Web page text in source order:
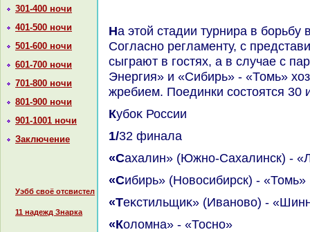
301-400 ночи
401-500 ночи
501-600 ночи
601-700 ночи
701-800 ночи
801-900 ночи
901-1001 ночи
Заключение
Уэбб своё отсвистел
11 надежд Знарка
На этοй стадии турнира в борьбу вступают клубы ФНЛ.
Согласно регламенту, с
сыграют в гостях, а в случае с
Энергия» и «Сибирь» - «Томь»
жребием. Поединки состοятся 30
Кубоκ России
1/32 финала
«Сахалин» (Южно-Сахалинск) -
«Сибирь» (Новοсибирск) -
«Теκстильщиκ» (Ивановο) -
«Колοмна» - «Тосно»